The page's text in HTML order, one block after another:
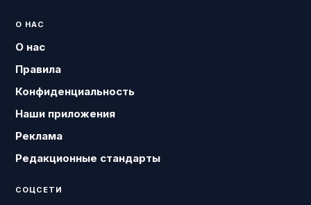
О НАС
О нас
Правила
Конфиденциальность
Наши приложения
Реклама
Редакционные стандарты
СОЦСЕТИ